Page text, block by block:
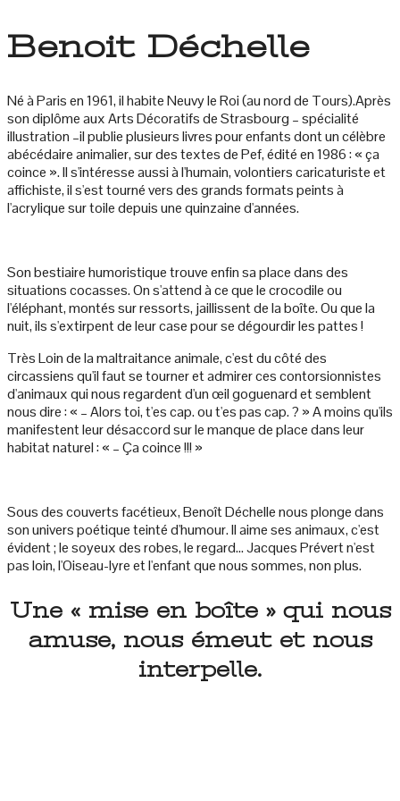
Benoit Déchelle
Né à Paris en 1961, il habite Neuvy le Roi (au nord de Tours).Après
son diplôme aux Arts Décoratifs de Strasbourg – spécialité
illustration –il publie plusieurs livres pour enfants dont un célèbre
abécédaire animalier, sur des textes de Pef, édité en 1986 : « ça
coince ». Il s'intéresse aussi à l'humain, volontiers caricaturiste et
affichiste, il s'est tourné vers des grands formats peints à
l'acrylique sur toile depuis une quinzaine d'années.
Son bestiaire humoristique trouve enfin sa place dans des
situations cocasses. On s'attend à ce que le crocodile ou
l'éléphant, montés sur ressorts, jaillissent de la boîte. Ou que la
nuit, ils s'extirpent de leur case pour se dégourdir les pattes !
Très Loin de la maltraitance animale, c'est du côté des
circassiens qu'il faut se tourner et admirer ces contorsionnistes
d'animaux qui nous regardent d'un œil goguenard et semblent
nous dire : « – Alors toi, t'es cap. ou t'es pas cap. ? » A moins qu'ils
manifestent leur désaccord sur le manque de place dans leur
habitat naturel : « – Ça coince !!! »
Sous des couverts facétieux, Benoît Déchelle nous plonge dans
son univers poétique teinté d'humour. Il aime ses animaux, c'est
évident ; le soyeux des robes, le regard... Jacques Prévert n'est
pas loin, l'Oiseau-lyre et l'enfant que nous sommes, non plus.
Une « mise en boîte » qui nous
amuse, nous émeut et nous
interpelle.